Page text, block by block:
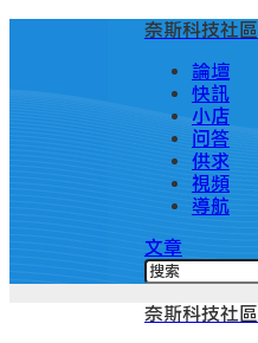
奈斯科技社區
論壇
快訊
小店
问答
供求
視頻
導航
文章
奈斯科技社區